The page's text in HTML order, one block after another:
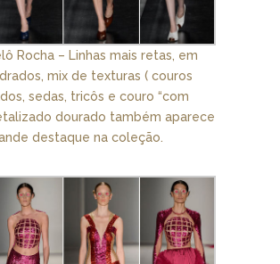
Rocha – Linhas mais retas, em
mix de texturas ( couros
sedas, tricôs e couro “com
dourado também aparece
destaque na coleção.